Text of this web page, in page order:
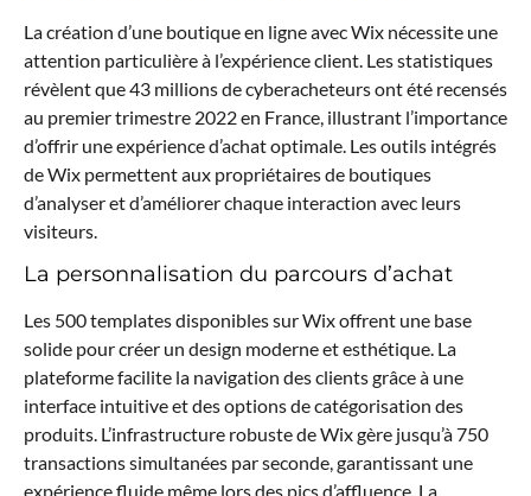
La création d’une boutique en ligne avec Wix nécessite une
attention particulière à l’expérience client. Les statistiques
révèlent que 43 millions de cyberacheteurs ont été recensés
au premier trimestre 2022 en France, illustrant l’importance
d’offrir une expérience d’achat optimale. Les outils intégrés
de Wix permettent aux propriétaires de boutiques
d’analyser et d’améliorer chaque interaction avec leurs
visiteurs.
La personnalisation du parcours d’achat
Les 500 templates disponibles sur Wix offrent une base
solide pour créer un design moderne et esthétique. La
plateforme facilite la navigation des clients grâce à une
interface intuitive et des options de catégorisation des
produits. L’infrastructure robuste de Wix gère jusqu’à 750
transactions simultanées par seconde, garantissant une
expérience fluide même lors des pics d’affluence. La